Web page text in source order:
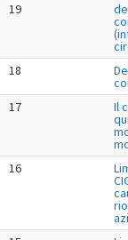
19
18
17 Il
16